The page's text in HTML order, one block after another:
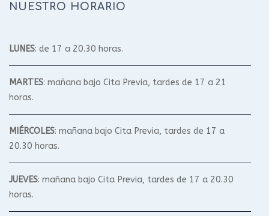
NUESTRO HORARIO
LUNES: de 17 a 20.30 horas.
MARTES: mañana bajo Cita Previa, tardes de 17 a 21
horas.
MIÉRCOLES: mañana bajo Cita Previa, tardes de 17 a
20.30 horas.
JUEVES: mañana bajo Cita Previa, tardes de 17 a 20.30
horas.